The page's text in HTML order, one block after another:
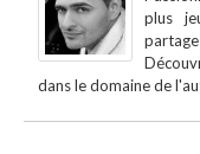
plus
dans le domaine de